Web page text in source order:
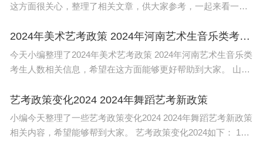
这方面很关心，整理了相关文章，供大家参考，一起来看一下
年11月1日至10日报名。
2024年美术艺考政策 2024年河南艺术生音乐类考生人数
今天小编整理了2024年美术艺考政策 2024年河南艺术生音乐类
考生人数相关信息，希望在这方面能够更好帮助到大家。 山东
分为
艺考政策变化2024 2024年舞蹈艺考新政策
小编今天整理了一些艺考政策变化2024 2024年舞蹈艺考新政策
相关内容，希望能够帮到大家。 艺考政策变化2024如下： 1、